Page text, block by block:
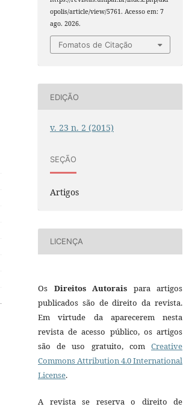
opolis/article/view/5761. Acesso em: 7
ago. 2026.
Fomatos de Citação
EDIÇÃO
v. 23 n. 2 (2015)
SEÇÃO
Artigos
LICENÇA
Os Direitos Autorais para artigos
publicados são de direito da revista.
Em virtude da aparecerem nesta
revista de acesso público, os artigos
são de uso gratuito, com Creative
Commons Attribution 4.0 International
License.
A revista se reserva o direito de